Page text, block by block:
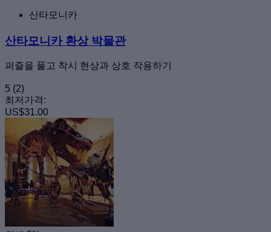
산타모니카
산타모니카 환상 박물관
퍼즐을 풀고 착시 현상과 상호 작용하기
5 (2)
최저가격:
US$31.00